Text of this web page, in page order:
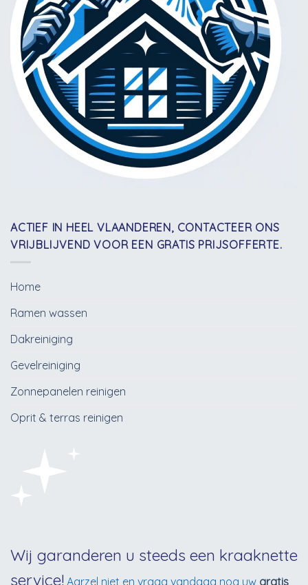
ACTIEF IN HEEL VLAANDEREN, CONTACTEER ONS
VRIJBLIJVEND VOOR EEN GRATIS PRIJSOFFERTE.
Home
Ramen wassen
Dakreiniging
Gevelreiniging
Zonnepanelen reinigen
Oprit & terras reinigen
Wij garanderen u steeds een kraaknette
service! Aarzel niet en vraag vandaag nog uw gratis